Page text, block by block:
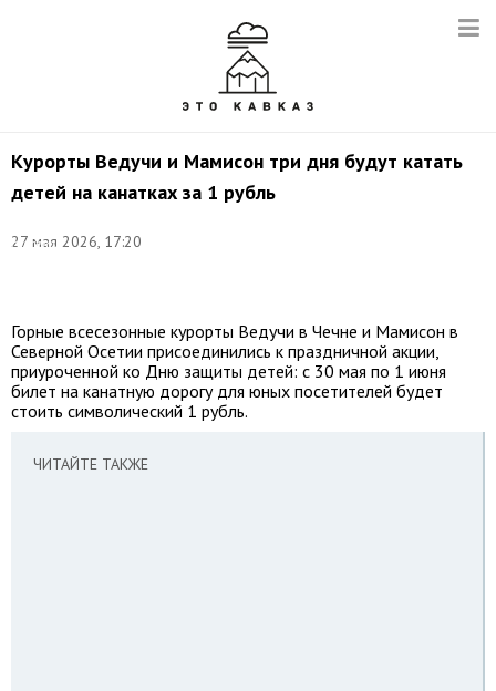
Курорты Ведучи и Мамисон три дня будут катать
детей на канатках за 1 рубль
27 мая 2026, 17:20
соцсети
Горные всесезонные курорты Ведучи в Чечне и Мамисон в
Северной Осетии присоединились к праздничной акции,
приуроченной ко Дню защиты детей: с 30 мая по 1 июня
билет на канатную дорогу для юных посетителей будет
стоить символический 1 рубль.
ЧИТАЙТЕ ТАКЖЕ